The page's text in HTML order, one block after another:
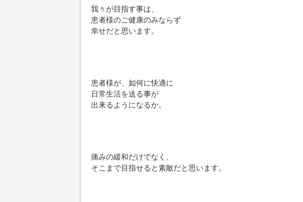
我々が目指す事は、
患者様のご健康のみならず
幸せだと思います。
患者様が、如何に快適に
日常生活を送る事が
出来るようになるか。
痛みの緩和だけでなく、
そこまで目指せると素敵だと思います。